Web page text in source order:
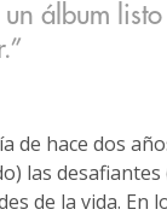
un álbum
de hace dos
las
de la vida. En